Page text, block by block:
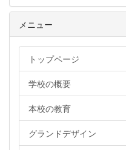
メニュー
トップページ
学校の概要
本校の教育
グランドデザイン